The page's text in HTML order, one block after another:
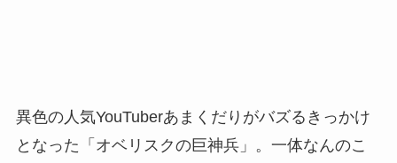
異色の人気YouTuberあまくだりがバズるきっかけ
となった「オベリスクの巨神兵」。一体なんのこ